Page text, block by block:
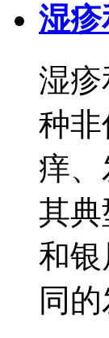
湿
湿
种
痒
其
和
同